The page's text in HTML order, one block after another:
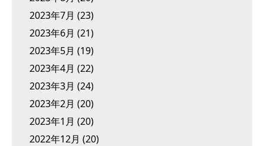
2023年7月 (23)
2023年6月 (21)
2023年5月 (19)
2023年4月 (22)
2023年3月 (24)
2023年2月 (20)
2023年1月 (20)
2022年12月 (20)